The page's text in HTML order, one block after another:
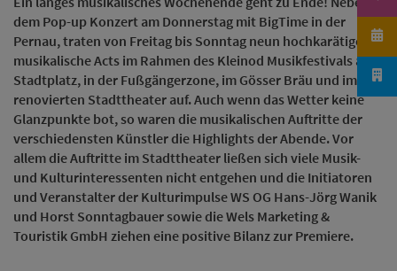
dem Pop-up Konzert am Donnerstag mit BigTime in der
Pernau, traten von Freitag bis Sonntag neun hochkarätige
musikalische Acts im Rahmen des Kleinod Musikfestivals am
Stadtplatz, in der Fußgängerzone, im Gösser Bräu und im neu
renovierten Stadttheater auf. Auch wenn das Wetter keine
Glanzpunkte bot, so waren die musikalischen Auftritte der
verschiedensten Künstler die Highlights der Abende. Vor
allem die Auftritte im Stadttheater ließen sich viele Musik-
und Kulturinteressenten nicht entgehen und die Initiatoren
und Veranstalter der Kulturimpulse WS OG Hans-Jörg Wanik
und Horst Sonntagbauer sowie die Wels Marketing &
Touristik GmbH ziehen eine positive Bilanz zur Premiere.